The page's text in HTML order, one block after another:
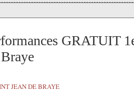
GRATUIT
JEAN DE BRAYE